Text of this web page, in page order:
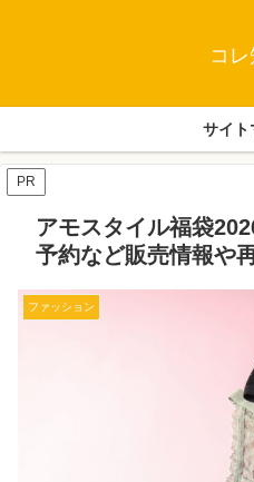
コレ
サイト
PR
アモスタイル福袋
予約など販売情報や
ファッション